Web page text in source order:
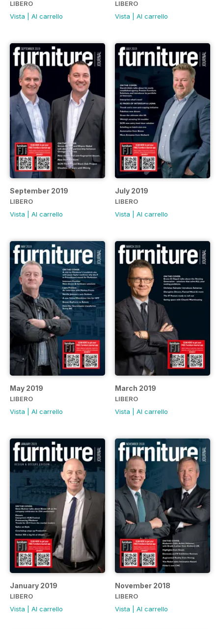
LIBERO
Vista
Al carrello
LIBERO
Vista
Al carrello
September 2019
LIBERO
Vista
Al carrello
July 2019
LIBERO
Vista
Al carrello
May 2019
LIBERO
Vista
Al carrello
March 2019
LIBERO
Vista
Al carrello
January 2019
LIBERO
Vista
Al carrello
November 2018
LIBERO
Vista
Al carrello